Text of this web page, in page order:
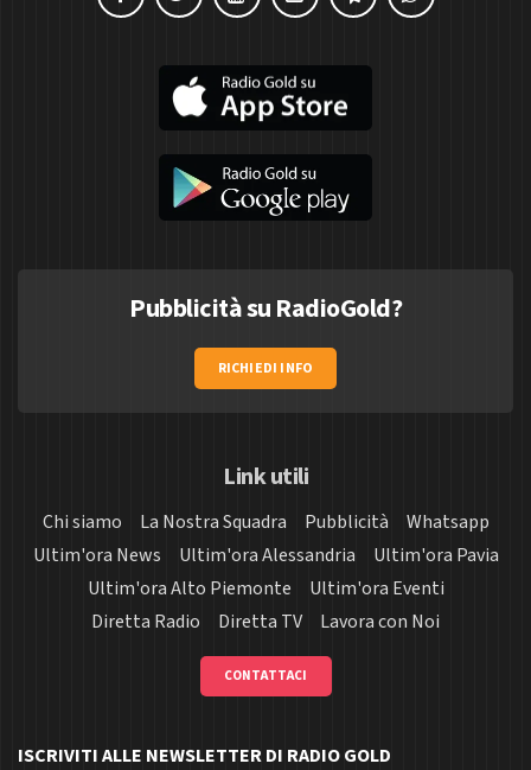
Pubblicità su RadioGold?
RICHIEDI INFO
Link utili
Chi siamo La Nostra Squadra Pubblicità
Whatsapp
Ultim'ora News
Ultim'ora Alessandria
Ultim'ora Pavia
Ultim'ora Alto Piemonte
Ultim'ora Eventi
Diretta Radio
Diretta TV Lavora con Noi
CONTATTACI
ISCRIVITI ALLE NEWSLETTER DI RADIO GOLD